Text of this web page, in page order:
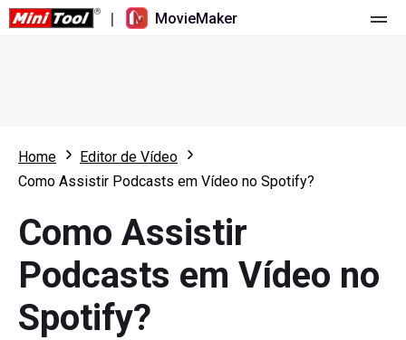
| MovieMaker
Novidades
Visão geral
Edição multipista
Proporção de tela
Recursos
Manual do usuário
Dicas de edição de vídeo
Ferramentas de vídeo
Gravador de ecrã
Conversor de vídeo
Home
Editor de Vídeo
Como Assistir Podcasts em Vídeo no Spotify?
Como Assistir
Podcasts em Vídeo no
Spotify?